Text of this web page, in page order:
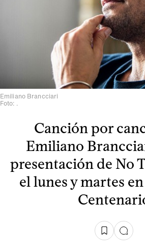
Emiliano Brancciari
Foto: .
Canción por
Emiliano
presentación de No
el lunes y martes